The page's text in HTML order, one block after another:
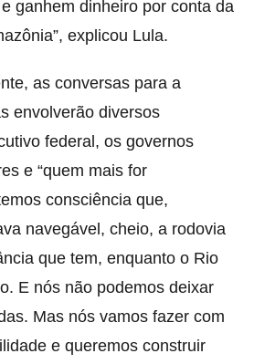
ganhem dinheiro por conta da
explicou Lula.
as conversas para a
envolverão diversos
federal, os governos
e “quem mais for
consciência que,
navegável, cheio, a rodovia
que tem, enquanto o Rio
E nós não podemos deixar
Mas nós vamos fazer com
e queremos construir